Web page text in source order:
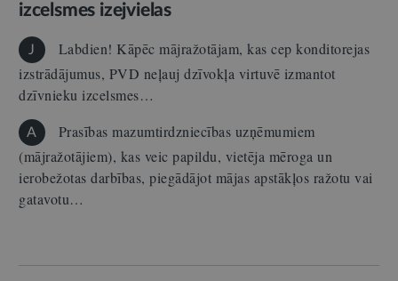
izcelsmes izejvielas
J
Labdien! Kāpēc mājražotājam, kas cep konditorejas
izstrādājumus, PVD neļauj dzīvokļa virtuvē izmantot
dzīvnieku izcelsmes…
A
Prasības mazumtirdzniecības uzņēmumiem
(mājražotājiem), kas veic papildu, vietēja mēroga un
ierobežotas darbības, piegādājot mājas apstākļos ražotu vai
gatavotu…